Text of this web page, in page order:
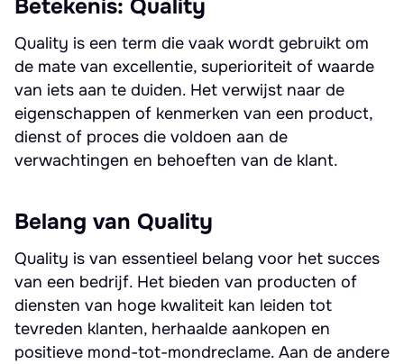
Betekenis: Quality
Quality is een term die vaak wordt gebruikt om
de mate van excellentie, superioriteit of waarde
van iets aan te duiden. Het verwijst naar de
eigenschappen of kenmerken van een product,
dienst of proces die voldoen aan de
verwachtingen en behoeften van de klant.
Belang van Quality
Quality is van essentieel belang voor het succes
van een bedrijf. Het bieden van producten of
diensten van hoge kwaliteit kan leiden tot
tevreden klanten, herhaalde aankopen en
positieve mond-tot-mondreclame. Aan de andere